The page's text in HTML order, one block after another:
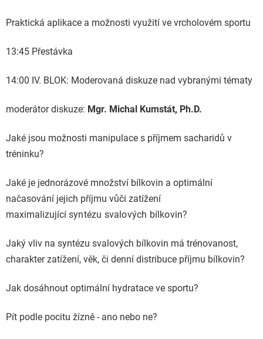
Praktická aplikace a možnosti využití ve vrcholovém sportu
13:45 Přestávka
14:00 IV. BLOK: Moderovaná diskuze nad vybranými tématy
moderátor diskuze: Mgr. Michal Kumstát, Ph.D.
Jaké jsou možnosti manipulace s příjmem sacharidů v
tréninku?
Jaké je jednorázové množství bílkovin a optimální
načasování jejich příjmu vůči zatížení
maximalizující syntézu svalových bílkovin?
Jaký vliv na syntézu svalových bílkovin má trénovanost,
charakter zatížení, věk, či denní distribuce příjmu bílkovin?
Jak dosáhnout optimální hydratace ve sportu?
Pít podle pocitu žízně - ano nebo ne?